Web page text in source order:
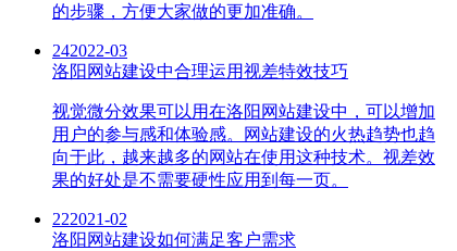
的步骤，方便大家做的更加准确。
242022-03
洛阳网站建设中合理运用视差特效技巧
视觉微分效果可以用在洛阳网站建设中，可以增加
用户的参与感和体验感。网站建设的火热趋势也趋
向于此，越来越多的网站在使用这种技术。视差效
果的好处是不需要硬性应用到每一页。
222021-02
洛阳网站建设如何满足客户需求